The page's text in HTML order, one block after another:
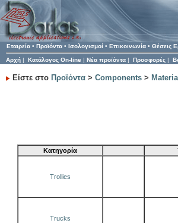
Εταιρεία • Προϊόντα • Ισολογισμοί • Επικοινωνία • Θέσεις
Αρχή | Κατάλογος On-line | Νέα προϊόντα | Προσφορές |
Είστε στο Προϊόντα > Components >
Κατηγορία
Trollies
Trucks